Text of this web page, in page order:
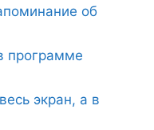
об
программе
экран, а в